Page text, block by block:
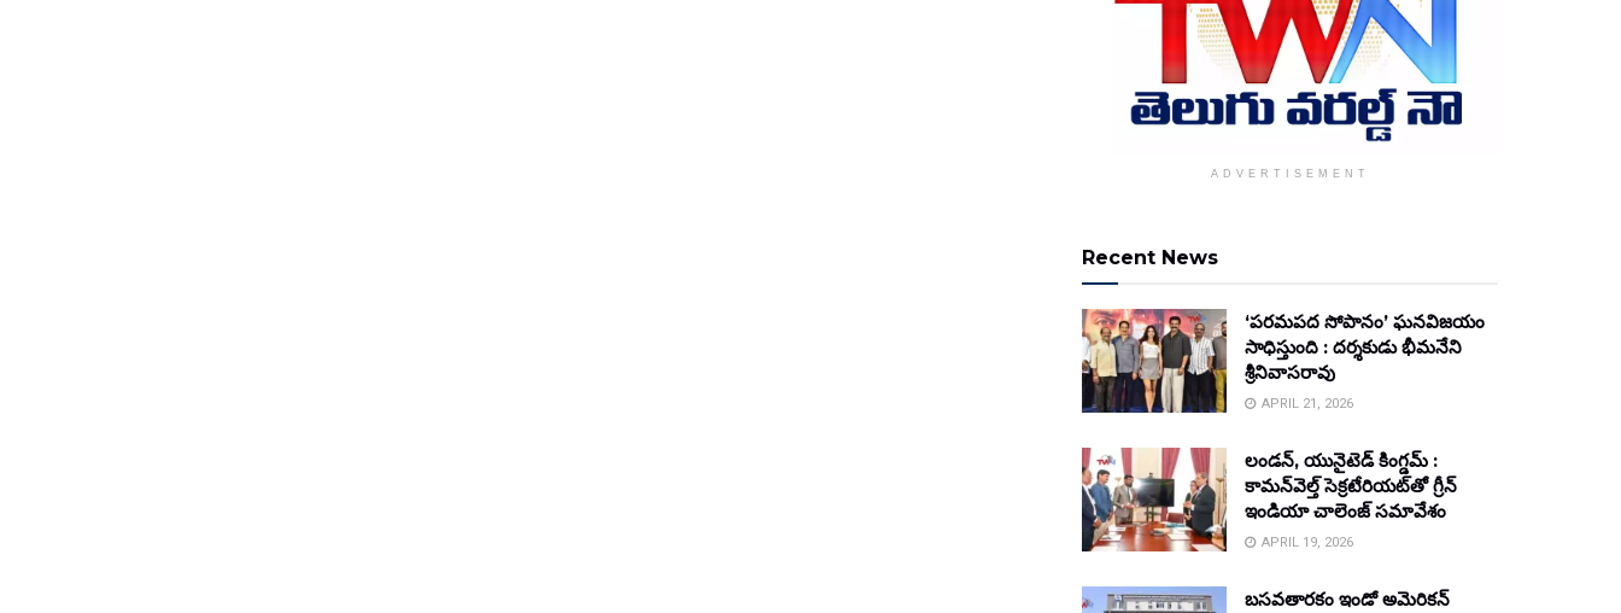
ADVERTISEMENT
Recent News
‘పరమపద సోపానం’ ఘనవిజయం
సాధిస్తుంది : దర్శకుడు భీమనేని
శ్రీనివాసరావు
APRIL 21, 2026
లండన్, యునైటెడ్ కింగ్డమ్ :
కామన్‌వెల్త్ సెక్రటేరియట్‌తో గ్రీన్
ఇండియా చాలెంజ్ సమావేశం
APRIL 19, 2026
బసవతారకం ఇండో అమెరికన్